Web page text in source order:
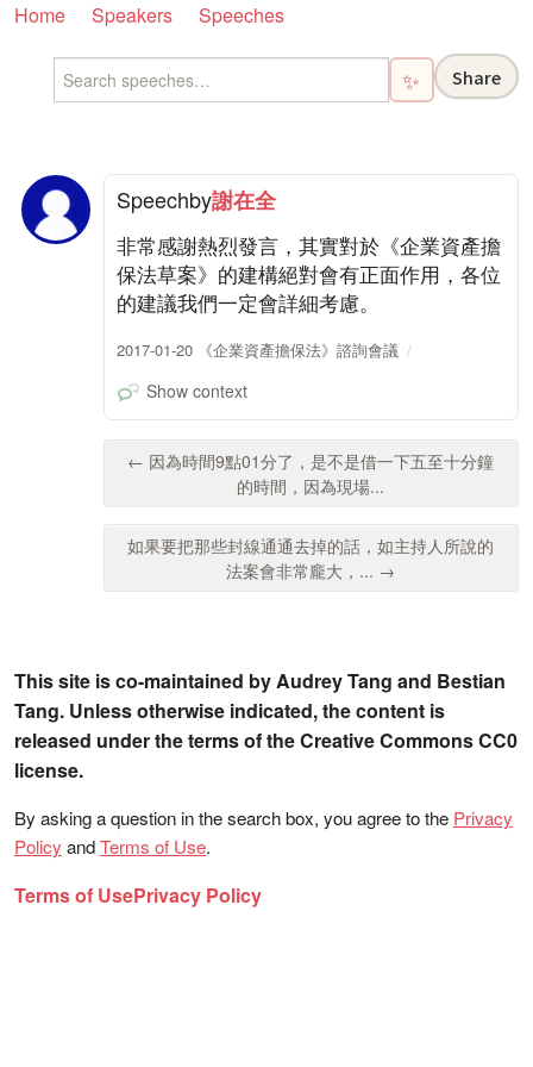
Home Speakers Speeches
✨ Share
Speechby謝在全
非常感謝熱烈發言，其實對於《企業資產擔
保法草案》的建構絕對會有正面作用，各位
的建議我們一定會詳細考慮。
2017-01-20 《企業資產擔保法》諮詢會議
Show context
← 因為時間9點01分了，是不是借一下五至十分鐘
的時間，因為現場...
如果要把那些封線通通去掉的話，如主持人所說的
法案會非常龐大，... →
This site is co-maintained by Audrey Tang and Bestian
Tang. Unless otherwise indicated, the content is
released under the terms of the Creative Commons CC0
license.
By asking a question in the search box, you agree to the Privacy
Policy andTerms of Use.
Terms of UsePrivacy Policy